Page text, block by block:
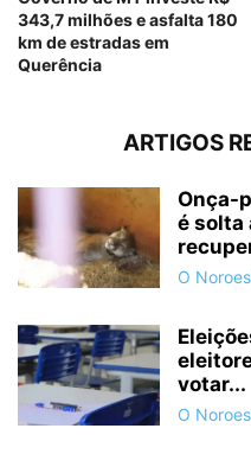
343,7 milhões e asfalta 180
km de estradas em
Querência
ARTIGOS
Onça-
é solta
O
votar...
O